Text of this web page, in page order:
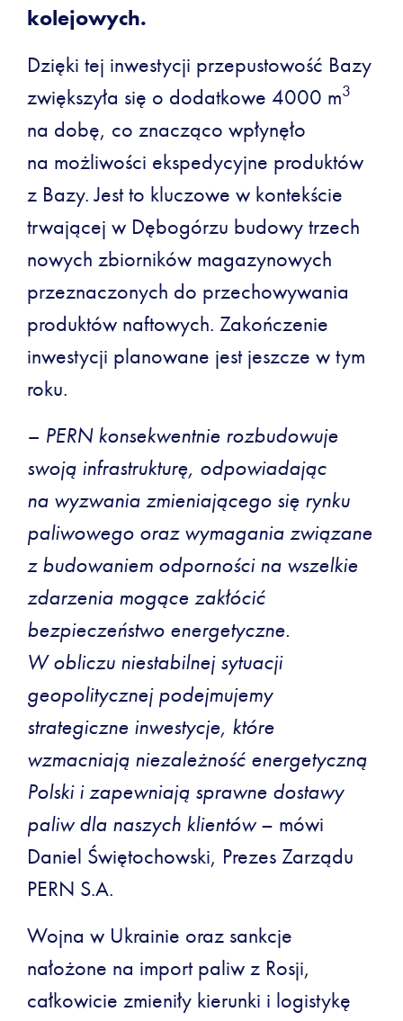
kolejowych.
Dzięki tej inwestycji przepustowość Bazy
zwiększyła się o dodatkowe 4000 m3
na dobę, co znacząco wpłynęło
na możliwości ekspedycyjne produktów
z Bazy. Jest to kluczowe w kontekście
trwającej w Dębogórzu budowy trzech
nowych zbiorników magazynowych
przeznaczonych do przechowywania
produktów naftowych. Zakończenie
inwestycji planowane jest jeszcze w tym
roku.
– PERN konsekwentnie rozbudowuje
swoją infrastrukturę, odpowiadając
na wyzwania zmieniającego się rynku
paliwowego oraz wymagania związane
z budowaniem odporności na wszelkie
zdarzenia mogące zakłócić
bezpieczeństwo energetyczne.
W obliczu niestabilnej sytuacji
geopolitycznej podejmujemy
strategiczne inwestycje, które
wzmacniają niezależność energetyczną
Polski i zapewniają sprawne dostawy
paliw dla naszych klientów– mówi
Daniel Świętochowski, Prezes Zarządu
PERN S.A.
Wojna w Ukrainie oraz sankcje
nałożone na import paliw z Rosji,
całkowicie zmieniły kierunki i logistykę